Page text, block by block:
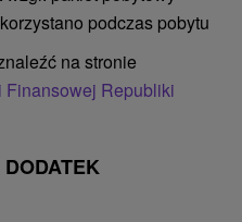
podczas pobytu
na stronie
Finansowej Republiki